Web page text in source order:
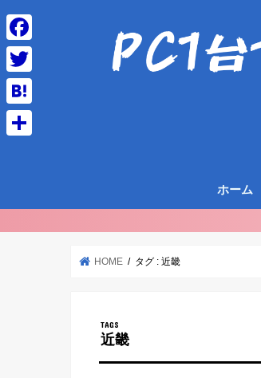
ホーム
HOME タグ : 近畿
近畿
F
a
c
e
o
k
T
w
i
e
H